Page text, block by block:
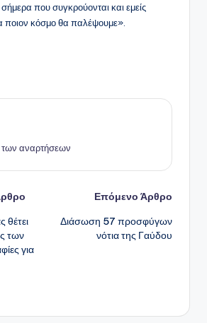
σήμερα που συγκρούονται και εμείς
ποιον κόσμο θα παλέψουμε».
αναρτήσεων
θέτει
των
για
Επόμενο Άρθρο
Διάσωση 57 προσφύγων
νότια της Γαύδου